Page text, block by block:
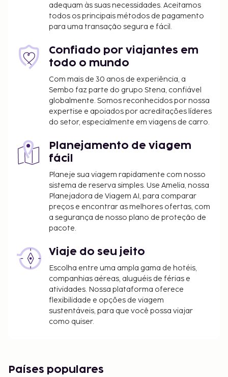
As crianças não pagam quando dormem no
quarto dos pais ou tutor, utilizando a(s) cama(s)
existentes.
Disponibilização de opções de pagamento sem
numerário em todas as transações.
adequam às suas necessidades. Aceitamos
todos os principais métodos de pagamento
para uma transação segura e fácil.
Confiado por viajantes em
todo o mundo
Com mais de 30 anos de experiência, a
Sembo faz parte do grupo Stena, confiável
globalmente. Somos reconhecidos por nossa
expertise e apoiados por acreditações líderes
do setor, especialmente em viagens de carro.
Planejamento de viagem
fácil
Planeje sua viagem rapidamente com nosso
sistema de reserva simples. Use Amelia, nossa
Planejadora de Viagem AI, para comparar
preços e encontrar as melhores ofertas, com
a segurança de nosso plano de proteção de
pacote.
Viaje do seu jeito
Escolha entre uma ampla gama de hotéis,
companhias aéreas, aluguéis de férias e
atividades. Nossa plataforma oferece
flexibilidade e opções de viagem
sustentáveis, para que você possa viajar
como quiser.
Países populares